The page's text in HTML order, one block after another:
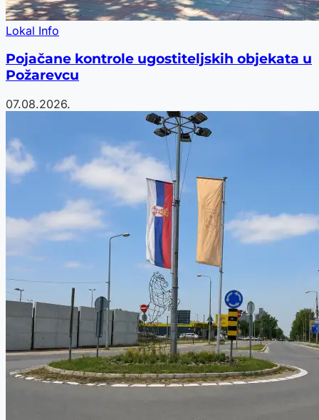
Lokal Info
Pojačane kontrole ugostiteljskih objekata u
Požarevcu
07.08.2026.